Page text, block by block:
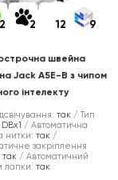
2 12 9
швейна
Jack A5E-B з чипом
інтелекту
так
Тип
DBx1
Автоматична
нитки: так
закріплення
так
Автоматичний
лапки: так